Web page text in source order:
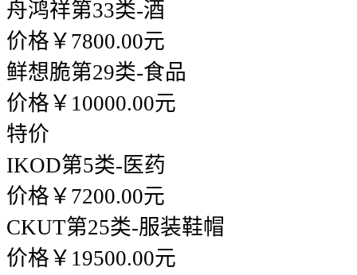
舟鸿祥第33类-酒
价格￥7800.00元
鲜想脆第29类-食品
价格￥10000.00元
特价
IKOD第5类-医药
价格￥7200.00元
CKUT第25类-服装鞋帽
价格￥19500.00元